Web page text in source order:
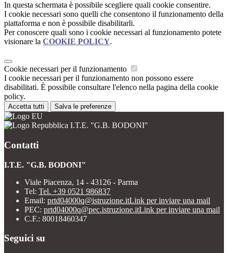
In questa schermata è possibile scegliere quali cookie consentire.
I cookie necessari sono quelli che consentono il funzionamento della
piattaforma e non è possibile disabilitarli.
Per conoscere quali sono i cookie necessari al funzionamento potete
visionare la COOKIE POLICY.
Cookie necessari per il funzionamento
I cookie necessari per il funzionamento non possono essere
disabilitati. È possibile consultare l'elenco nella pagina della cookie
policy.
Accetta tutti Salva le preferenze
I.T.E. "G.B. BODONI"
Contatti
I.T.E. "G.B. BODONI"
Viale Piacenza, 14 - 43126 - Parma
Tel: Tel. +39 0521 986837
Email: prtd04000q@istruzione.itLink per inviare una mail
PEC: prtd04000q@pec.istruzione.itLink per inviare una mail
C.F.: 80018460347
Seguici su